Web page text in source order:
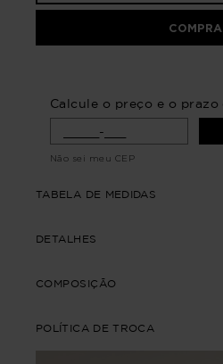
Calcule o preço e o prazo
Não sei meu CEP
TABELA DE MEDIDAS
DETALHES
COMPOSIÇÃO
POLÍTICA DE TROCA